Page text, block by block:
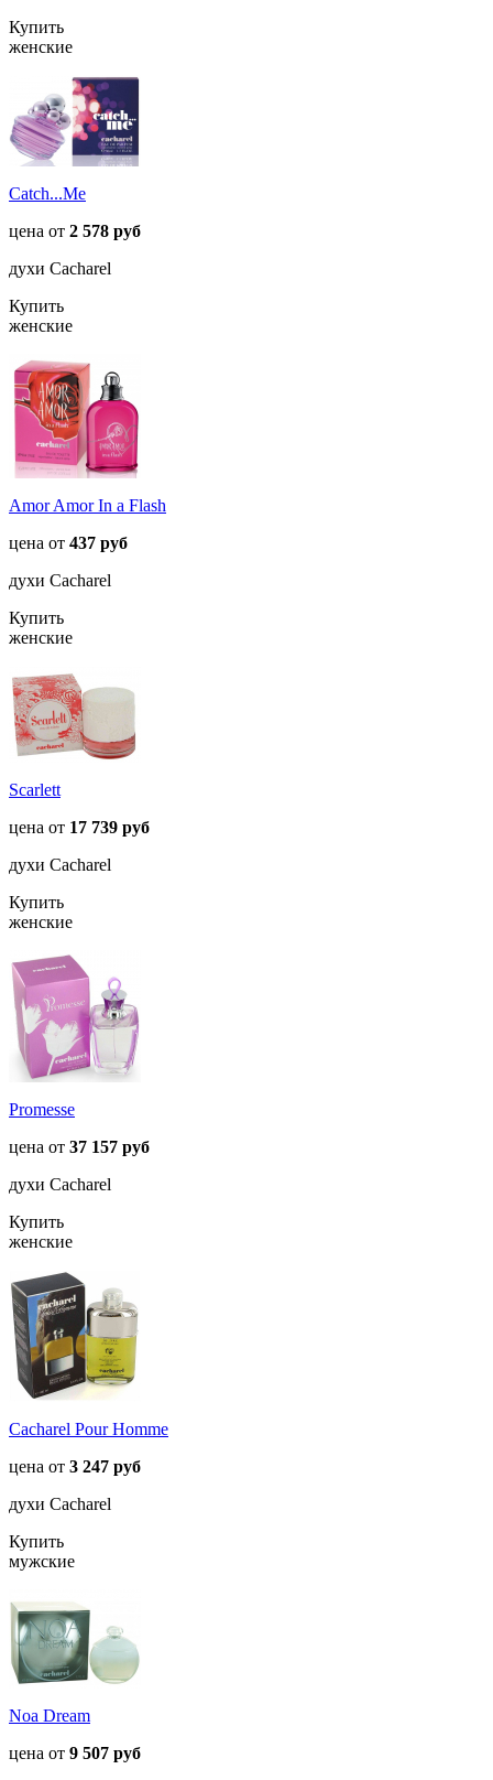
Купить
женские
Catch...Me
цена от 2 578 руб
духи Cacharel
Купить
женские
Amor Amor In a Flash
цена от 437 руб
духи Cacharel
Купить
женские
Scarlett
цена от 17 739 руб
духи Cacharel
Купить
женские
Promesse
цена от 37 157 руб
духи Cacharel
Купить
женские
Cacharel Pour Homme
цена от 3 247 руб
духи Cacharel
Купить
мужские
Noa Dream
цена от 9 507 руб